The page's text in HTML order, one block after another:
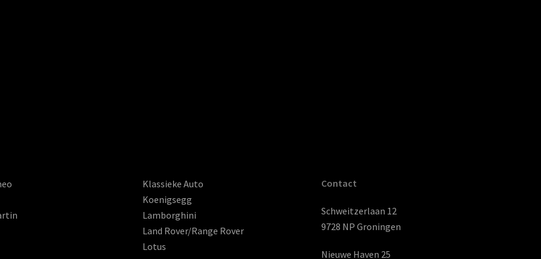
Klassieke Auto
Koenigsegg
Lamborghini
Land Rover/Range Rover
Lotus
Contact
Schweitzerlaan 12
9728 NP Groningen
Nieuwe Haven 25